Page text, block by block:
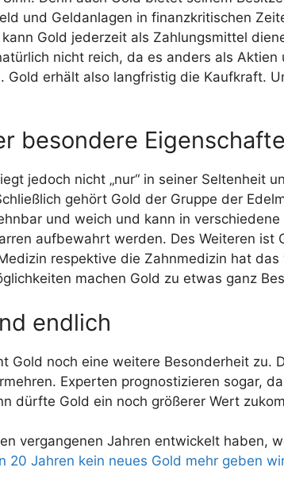
und Geldanlagen in finanzkritischen
Gold jederzeit als Zahlungsmittel
nicht reich, da es anders als
Gold erhält also langfristig die Kaufkraft.
besondere
jedoch nicht „nur“ in seiner
gehört Gold der Gruppe der
und weich und kann in
aufbewahrt werden. Des Weiteren
respektive die Zahnmedizin hat
machen Gold zu etwas ganz
endlich
Gold noch eine weitere Besonderheit zu.
Experten prognostizieren sogar,
dürfte Gold ein noch größerer Wert
vergangenen Jahren entwickelt haben,
20 Jahren kein neues Gold mehr geben